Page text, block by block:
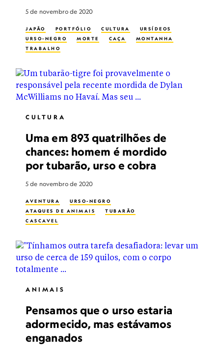
5 de novembro de 2020
JAPÃO PORTFÓLIO CULTURA
URSÍDEOS
URSO-NEGRO
MORTE CAÇA
MONTANHA
TRABALHO
CULTURA
Uma em 893 quatrilhões de
chances: homem é mordido
por tubarão, urso e cobra
5 de novembro de 2020
AVENTURA
URSO-NEGRO
ATAQUES DE ANIMAIS
TUBARÃO
CASCAVEL
ANIMAIS
Pensamos que o urso estaria
adormecido, mas estávamos
enganados